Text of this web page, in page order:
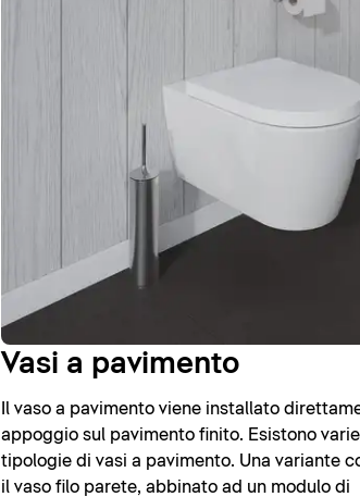
Vasi a pavimento
Il vaso a pavimento viene installato
appoggio sul pavimento finito. Esistono varie
tipologie di vasi a pavimento. Una variante
il vaso filo parete, abbinato ad un modulo di